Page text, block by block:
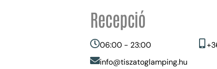
Recepció
06:00 - 23:00
info@tiszatoglamping.hu